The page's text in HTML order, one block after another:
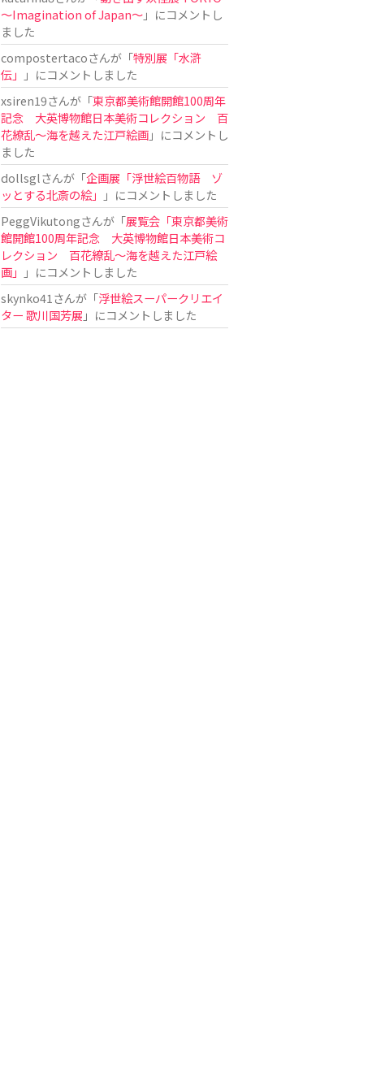
〜Imagination of Japan〜」にコメントし
ました
compostertacoさんが「特別展「水滸
伝」
」にコメントしました
xsiren19さんが「東京都美術館開館100周年
記念 大英博物館日本美術コレクション 百
花繚乱～海を越えた江戸絵画」にコメントし
ました
dollsglさんが「企画展「浮世絵百物語 ゾ
ッとする北斎の絵」
」にコメントしました
PeggVikutongさんが「展覧会「東京都美術
館開館100周年記念 大英博物館日本美術コ
レクション 百花繚乱〜海を越えた江戸絵
画」
」にコメントしました
skynko41 さんが「浮世絵スーパークリエイ
ター 歌川国芳展 」にコメントしました